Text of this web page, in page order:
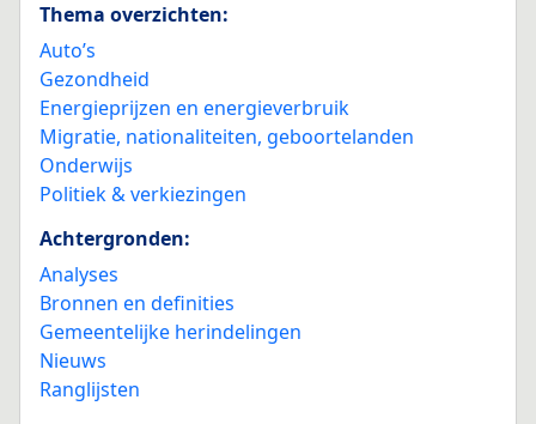
Thema overzichten:
Auto’s
Gezondheid
Energieprijzen en energieverbruik
Migratie, nationaliteiten, geboortelanden
Onderwijs
Politiek & verkiezingen
Achtergronden:
Analyses
Bronnen en definities
Gemeentelijke herindelingen
Nieuws
Ranglijsten